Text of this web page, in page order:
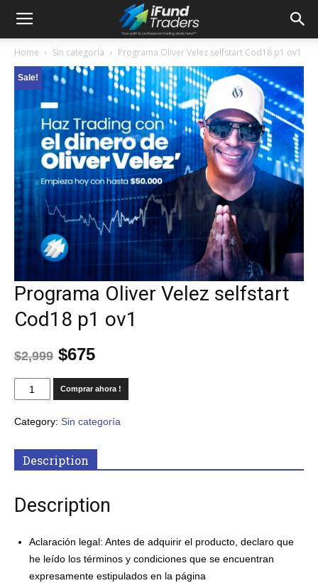
Home Sin categoría Programa Oliver Velez selfstart Cod18 p1 ov1
Sale!
Programa Oliver Velez selfstart
Cod18 p1 ov1
$2,999 $675
Comprar ahora !
Category: Sin categoría
Description
Description
Aclaración legal: Antes de adquirir el producto, declaro que
he leído los términos y condiciones que se encuentran
expresamente estipulados en la página